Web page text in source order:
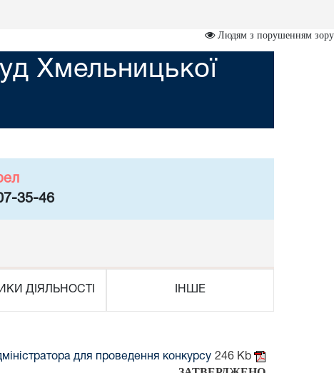
Людям з порушенням зору
Хмельницької
35-46
ДІЯЛЬНОСТІ ІНШЕ
для проведення конкурсу 246 Kb